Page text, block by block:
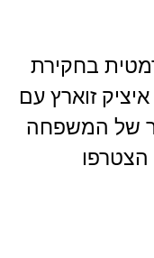
בחקירת
זוארץ עם
של המשפחה